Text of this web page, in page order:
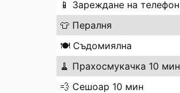
📱 Зареждане на телефон
👕 Пералня
🍽️ Съдомиялна
🧹 Прахосмукачка 10 мин
💨 Сешоар 10 мин